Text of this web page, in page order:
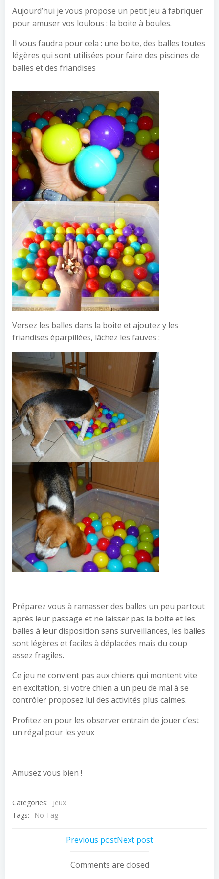
Aujourd’hui je vous propose un petit jeu à fabriquer
pour amuser vos loulous : la boite à boules.
Il vous faudra pour cela : une boite, des balles toutes
légères qui sont utilisées pour faire des piscines de
balles et des friandises
Versez les balles dans la boite et ajoutez y les
friandises éparpillées, lâchez les fauves :
Préparez vous à ramasser des balles un peu partout
après leur passage et ne laisser pas la boite et les
balles à leur disposition sans surveillances, les balles
sont légères et faciles à déplacées mais du coup
assez fragiles.
Ce jeu ne convient pas aux chiens qui montent vite
en excitation, si votre chien a un peu de mal à se
contrôler proposez lui des activités plus calmes.
Profitez en pour les observer entrain de jouer c’est
un régal pour les yeux
Amusez vous bien !
Categories:
Jeux
Tags:
No Tag
Post
navigation
Previous postPost
navigation
Next post
Comments are closed